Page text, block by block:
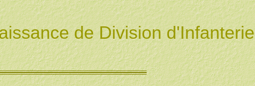
de Division d'Infanterie